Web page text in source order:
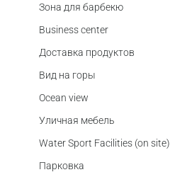
Зона для барбекю
Business center
Доставка продуктов
Вид на горы
Ocean view
Уличная мебель
Water Sport Facilities (on site)
Парковка